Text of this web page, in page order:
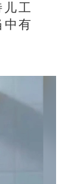
工
中有